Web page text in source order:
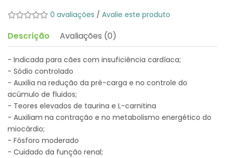
0 avaliações / Avalie este produto
Descrição Avaliações (0)
- Indicada para cães com insuficiência cardíaca;
- Sódio controlado
- Auxilia na redução da pré-carga e no controle do
acúmulo de fluidos;
- Teores elevados de taurina e L-carnitina
- Auxiliam na contração e no metabolismo energético do
miocárdio;
- Fósforo moderado
- Cuidado da função renal;